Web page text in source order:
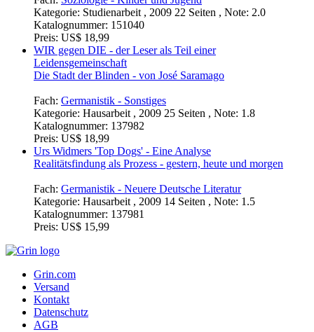
Kategorie: Studienarbeit , 2009 22 Seiten , Note: 2.0
Katalognummer: 151040
Preis: US$ 18,99
WIR gegen DIE - der Leser als Teil einer
Leidensgemeinschaft
Die Stadt der Blinden - von José Saramago
Fach: Germanistik - Sonstiges
Kategorie: Hausarbeit , 2009 25 Seiten , Note: 1.8
Katalognummer: 137982
Preis: US$ 18,99
Urs Widmers 'Top Dogs' - Eine Analyse
Realitätsfindung als Prozess - gestern, heute und morgen
Fach: Germanistik - Neuere Deutsche Literatur
Kategorie: Hausarbeit , 2009 14 Seiten , Note: 1.5
Katalognummer: 137981
Preis: US$ 15,99
Grin.com
Versand
Kontakt
Datenschutz
AGB